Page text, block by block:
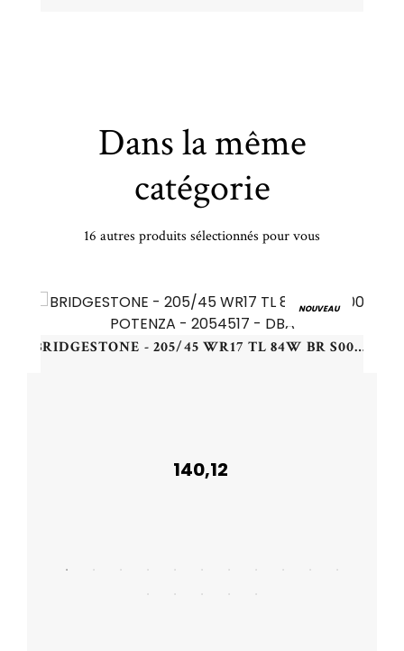
Dans la même
catégorie
16 autres produits sélectionnés pour vous
NOUVEAU
BRIDGESTONE - 205/45 WR17 TL 84W BR S001 POTENZA - 2054517 - DBA
140,12